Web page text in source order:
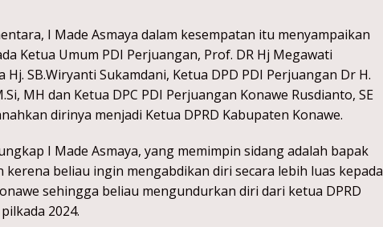
I Made Asmaya dalam kesempatan itu menyampaikan
Ketua Umum PDI Perjuangan, Prof. DR Hj Megawati
SB.Wiryanti Sukamdani, Ketua DPD PDI Perjuangan Dr H.
MH dan Ketua DPC PDI Perjuangan Konawe Rusdianto, SE
dirinya menjadi Ketua DPRD Kabupaten Konawe.
I Made Asmaya, yang memimpin sidang adalah bapak
kerena beliau ingin mengabdikan diri secara lebih luas kepada
sehingga beliau mengundurkan diri dari ketua DPRD
2024.